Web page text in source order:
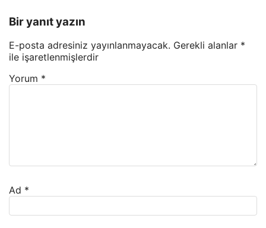
Bir yanıt yazın
E-posta adresiniz yayınlanmayacak. Gerekli alanlar *
ile işaretlenmişlerdir
Yorum *
Ad *